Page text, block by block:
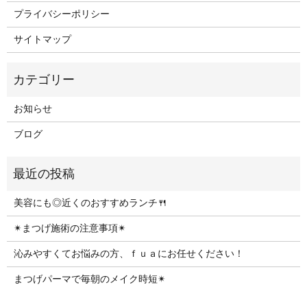
プライバシーポリシー
サイトマップ
お知らせ
ブログ
美容にも◎近くのおすすめランチ🍴
✴︎まつげ施術の注意事項✴︎
沁みやすくてお悩みの方、ｆｕａにお任せください！
まつげパーマで毎朝のメイク時短✴︎